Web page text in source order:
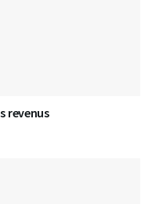
revenus